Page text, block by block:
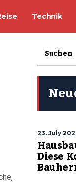
Technik
23. July
Diese